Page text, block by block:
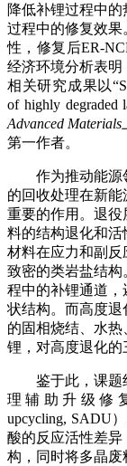
降低补锂过程中
过程中的修复效
性，修复后ER-
经济环境分析表明
相关研究成果以
of highly
Advanced Materials
第一作者。
作为推动能源
的回收处理在新
重要的作用。退
料的结构退化和
材料在应力和副
致密的类岩盐结
程中的补锂通道
状结构。而高度
的固相烧结、水
锂，对高度退化的
鉴于此，课题
理辅助升级修复
upcycling, SADU
酸的反应活性差
构，同时将多晶